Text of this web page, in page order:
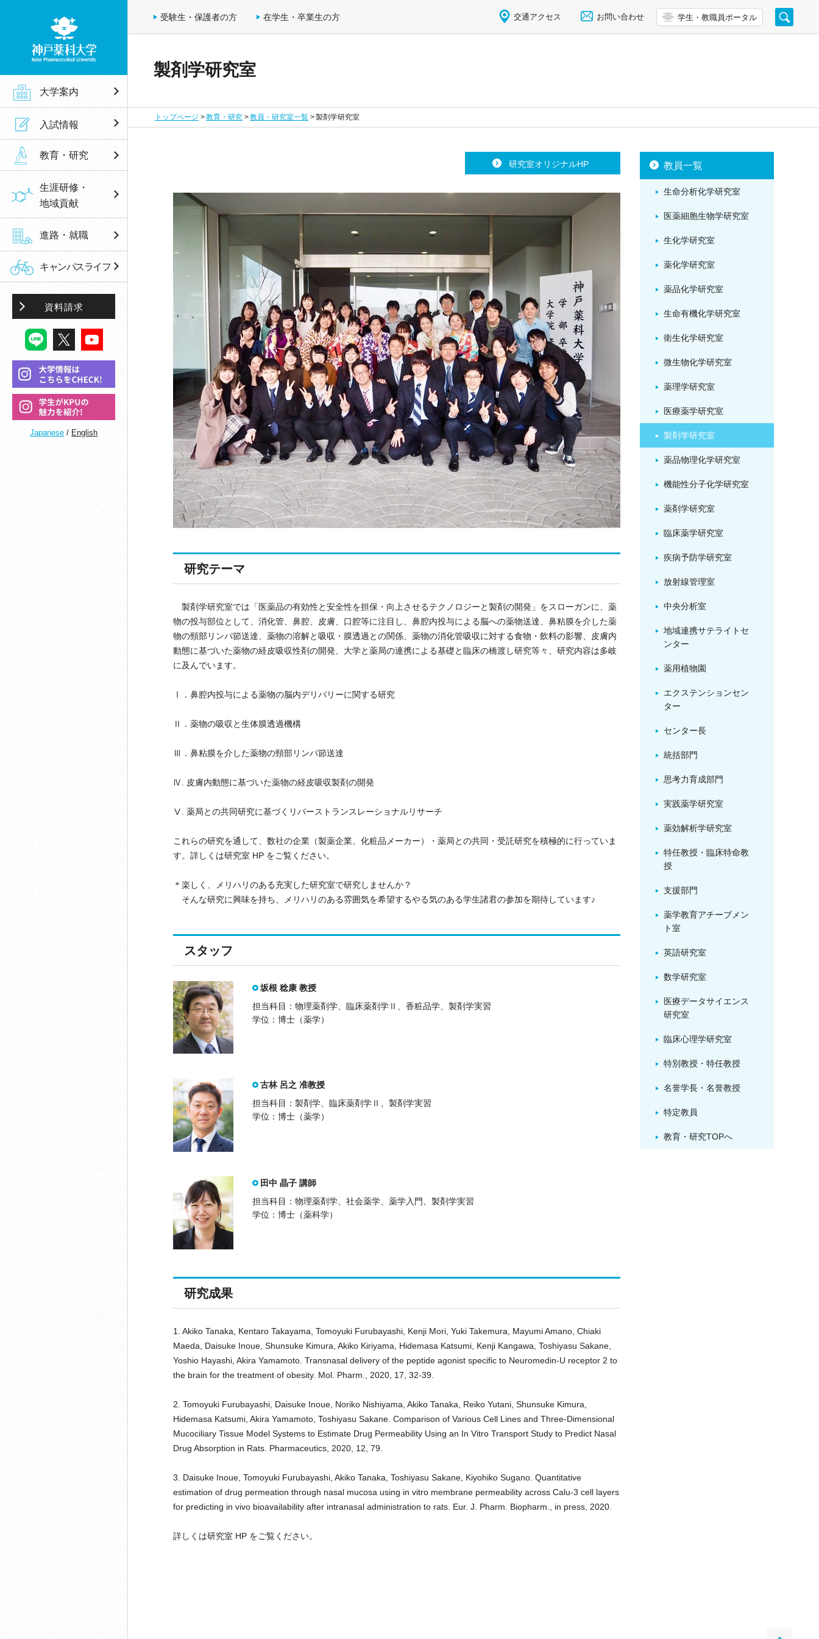
製剤学研究室
トップページ 教育・研究 教員・研究室一覧 製剤学研究室
研究室オリジナルHP
研究テーマ
製剤学研究室では「医薬品の有効性と安全性を担保・向上させるテクノロジーと製剤の開発」をスローガンに、薬
物の投与部位として、消化管、鼻腔、皮膚、口腔等に注目し、鼻腔内投与による脳への薬物送達、鼻粘膜を介した薬
物の頸部リンパ節送達、薬物の溶解と吸収・膜透過との関係、薬物の消化管吸収に対する食物・飲料の影響、皮膚内
動態に基づいた薬物の経皮吸収性剤の開発、大学と薬局の連携による基礎と臨床の橋渡し研究等々、研究内容は多岐
に及んでいます。
Ⅰ．鼻腔内投与による薬物の脳内デリバリーに関する研究
Ⅱ．薬物の吸収と生体膜透過機構
Ⅲ．鼻粘膜を介した薬物の頸部リンパ節送達
Ⅳ. 皮膚内動態に基づいた薬物の経皮吸収製剤の開発
Ⅴ. 薬局との共同研究に基づくリバーストランスレーショナルリサーチ
これらの研究を通して、数社の企業（製薬企業、化粧品メーカー）・薬局との共同・受託研究を積極的に行っていま
す。詳しくは研究室 HP をご覧ください。
＊楽しく、メリハリのある充実した研究室で研究しませんか？
そんな研究に興味を持ち、メリハリのある雰囲気を希望するやる気のある学生諸君の参加を期待しています♪
スタッフ
坂根 稔康 教授
担当科目：物理薬剤学、臨床薬剤学Ⅱ、香粧品学、製剤学実習
学位：博士（薬学）
古林 呂之 准教授
担当科目：製剤学、臨床薬剤学Ⅱ、製剤学実習
学位：博士（薬学）
田中 晶子 講師
担当科目：物理薬剤学、社会薬学、薬学入門、製剤学実習
学位：博士（薬科学）
研究成果
1. Akiko Tanaka, Kentaro Takayama, Tomoyuki Furubayashi, Kenji Mori, Yuki Takemura, Mayumi Amano, Chiaki
Maeda, Daisuke Inoue, Shunsuke Kimura, Akiko Kiriyama, Hidemasa Katsumi, Kenji Kangawa, Toshiyasu Sakane,
Yoshio Hayashi, Akira Yamamoto. Transnasal delivery of the peptide agonist specific to Neuromedin-U receptor 2 to
the brain for the treatment of obesity. Mol. Pharm., 2020, 17, 32-39.
2. Tomoyuki Furubayashi, Daisuke Inoue, Noriko Nishiyama, Akiko Tanaka, Reiko Yutani, Shunsuke Kimura,
Hidemasa Katsumi, Akira Yamamoto, Toshiyasu Sakane. Comparison of Various Cell Lines and Three-Dimensional
Mucociliary Tissue Model Systems to Estimate Drug Permeability Using an In Vitro Transport Study to Predict Nasal
Drug Absorption in Rats. Pharmaceutics, 2020, 12, 79.
3. Daisuke Inoue, Tomoyuki Furubayashi, Akiko Tanaka, Toshiyasu Sakane, Kiyohiko Sugano. Quantitative
estimation of drug permeation through nasal mucosa using in vitro membrane permeability across Calu-3 cell layers
for predicting in vivo bioavailability after intranasal administration to rats. Eur. J. Pharm. Biopharm., in press, 2020.
詳しくは研究室 HP をご覧ください。
教員一覧
生命分析化学研究室
医薬細胞生物学研究室
生化学研究室
薬化学研究室
薬品化学研究室
生命有機化学研究室
衛生化学研究室
微生物化学研究室
薬理学研究室
医療薬学研究室
製剤学研究室
薬品物理化学研究室
機能性分子化学研究室
薬剤学研究室
臨床薬学研究室
疾病予防学研究室
放射線管理室
中央分析室
地域連携サテライトセ
ンター
薬用植物園
エクステンションセン
ター
センター長
統括部門
思考力育成部門
実践薬学研究室
薬効解析学研究室
特任教授・臨床特命教
授
支援部門
薬学教育アチーブメン
ト室
英語研究室
数学研究室
医療データサイエンス
研究室
臨床心理学研究室
特別教授・特任教授
名誉学長・名誉教授
特定教員
教育・研究TOPへ
神戸薬科大学
大学案内
入試情報
教育・研究
生涯研修・
地域貢献
進路・就職
キャンパスライフ
資料請求
Japanese / English
受験生・保護者の方 在学生・卒業生の方 交通アクセス お問い合わせ 学生・教職員ポータル